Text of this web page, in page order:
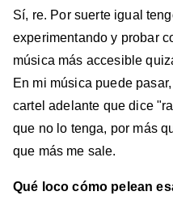
Sí, re. Por suerte igual
experimentando y probar
música más accesible
En mi música puede
cartel adelante que dice
que no lo tenga, por más
que más me sale.
Qué loco cómo pelean